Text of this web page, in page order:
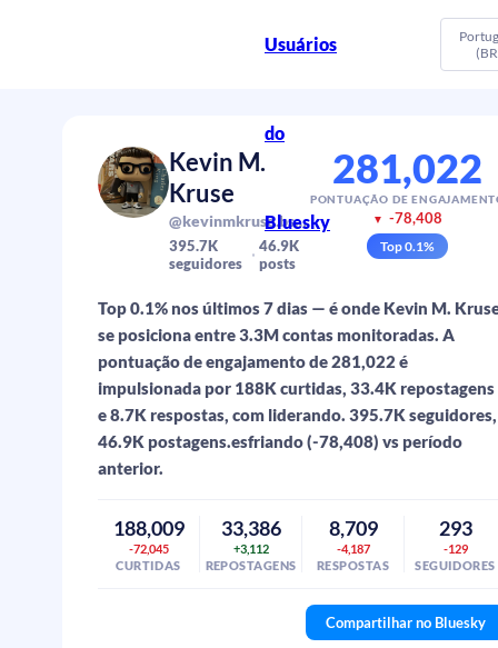
Usuários
do
Bluesky
Kevin M.
Kruse
@kevinmkruse.bsky.social
395.7K
seguidores
46.9K
posts
281,022
PONTUAÇÃO DE
▼ -78,408
Top0.1%
Top 0.1% nos últimos 7 dias — é onde Kevin M.
se posiciona entre 3.3M contas monitoradas. A
pontuação de engajamento de 281,022 é
impulsionada por 188K curtidas, 33.4K repostagens
e 8.7K respostas, com liderando. 395.7K seguidores,
46.9K postagens.esfriando (-78,408) vs período
anterior.
188,009
-72,045
CURTIDAS
33,386
+3,112
REPOSTAGENS
8,709
-4,187
RESPOSTAS
293
-129
SEGUIDORES
Compartilhar no Bluesky